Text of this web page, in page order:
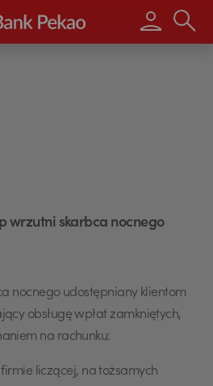
Wpisz
wrzutni skarbca nocnego
nocnego udostępniany klientom
obsługę wpłat zamkniętych,
na rachunku:
liczącej, na tożsamych